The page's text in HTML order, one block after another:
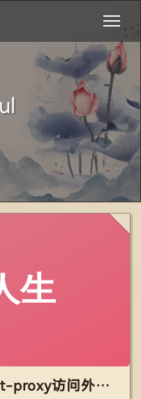
Consul开启transparent-proxy访问外部资源的时候，请求偶发Connection reset问题分析